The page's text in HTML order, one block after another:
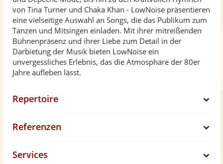
von Tina Turner und Chaka Khan - LowNoise präsentieren
eine vielseitige Auswahl an Songs, die das Publikum zum
Tanzen und Mitsingen einladen. Mit ihrer mitreißenden
Bühnenpräsenz und ihrer Liebe zum Detail in der
Darbietung der Musik bieten LowNoise ein
unvergessliches Erlebnis, das die Atmosphäre der 80er
Jahre aufleben lässt.
Repertoire
Referenzen
Services